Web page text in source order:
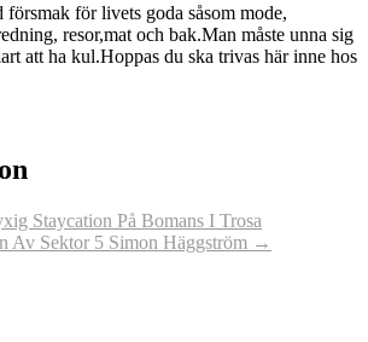
för livets goda såsom mode,
resor,mat och bak.Man måste unna sig
att ha kul.Hoppas du ska trivas här inne hos
Staycation På Bomans I Trosa
Av Sektor 5 Simon Häggström →